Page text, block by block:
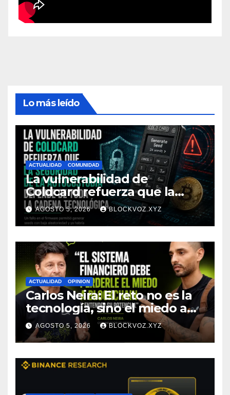
Lo más leído
ACTUALIDAD COMUNIDAD
La vulnerabilidad de
Coldcard refuerza que la
seguridad de la autocustodia
depende de toda la cadena
tecnológica, afirma CoinEx
Research
AGOSTO 5, 2026 BLOCKVOZ.XYZ
ACTUALIDAD OPINION
Carlos Neira: El reto no es la
tecnología, sino el miedo a
entenderla
AGOSTO 5, 2026 BLOCKVOZ.XYZ